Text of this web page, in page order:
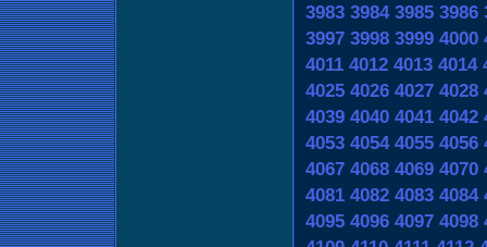
3983 3984 3985 3986
3997 3998 3999 4000
4011 4012 4013 4014
4025 4026 4027 4028
4039 4040 4041 4042
4053 4054 4055 4056
4067 4068 4069 4070
4081 4082 4083 4084
4095 4096 4097 4098